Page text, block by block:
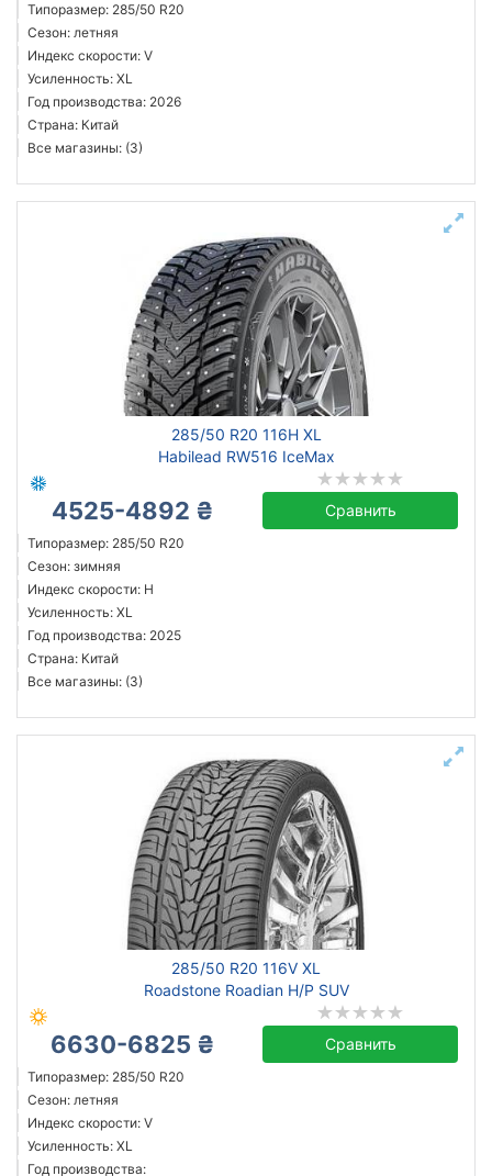
Типоразмер: 285/50 R20
Сезон: летняя
Индекс скорости: V
Усиленность: XL
Год производства: 2026
Страна: Китай
Все магазины: (3)
285/50 R20 116H XL
Habilead RW516 IceMax
4525-4892 ₴ Сравнить
Типоразмер: 285/50 R20
Сезон: зимняя
Индекс скорости: H
Усиленность: XL
Год производства: 2025
Страна: Китай
Все магазины: (3)
285/50 R20 116V XL
Roadstone Roadian H/P SUV
6630-6825 ₴ Сравнить
Типоразмер: 285/50 R20
Сезон: летняя
Индекс скорости: V
Усиленность: XL
Год производства: